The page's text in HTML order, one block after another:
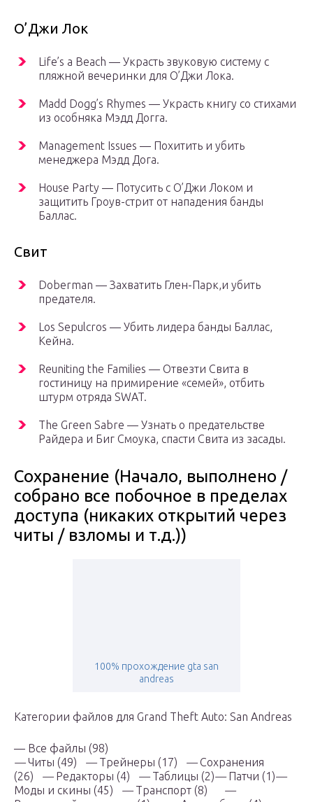
О’Джи Лок
Life’s a Beach — Украсть звуковую систему с
пляжной вечеринки для О’Джи Лока.
Madd Dogg’s Rhymes — Украсть книгу со стихами
из особняка Мэдд Догга.
Management Issues — Похитить и убить
менеджера Мэдд Дога.
House Party — Потусить с О’Джи Локом и
защитить Гроув-стрит от нападения банды
Баллас.
Свит
Doberman — Захватить Глен-Парк,и убить
предателя.
Los Sepulcros — Убить лидера банды Баллас,
Кейна.
Reuniting the Families — Отвезти Свита в
гостиницу на примирение «семей», отбить
штурм отряда SWAT.
The Green Sabre — Узнать о предательстве
Райдера и Биг Смоука, спасти Свита из засады.
Сохранение (Начало, выполнено /
собрано все побочное в пределах
доступа (никаких открытий через
читы / взломы и т.д.))
100% прохождение gta san
andreas
Категории файлов для Grand Theft Auto: San Andreas
— Все файлы (98)
—Читы (49) — Трейнеры (17) — Сохранения
(26) — Редакторы (4) — Таблицы (2)— Патчи (1)—
Моды и скины (45) — Транспорт (8) —